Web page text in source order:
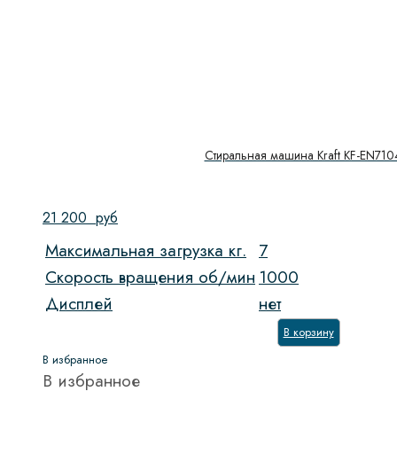
Стиральная машина Kraft KF-
21 200 руб
Максимальная загрузка кг. 7
Скорость вращения об/мин1000
Дисплей
нет
В корзину
В избранное
В избранное